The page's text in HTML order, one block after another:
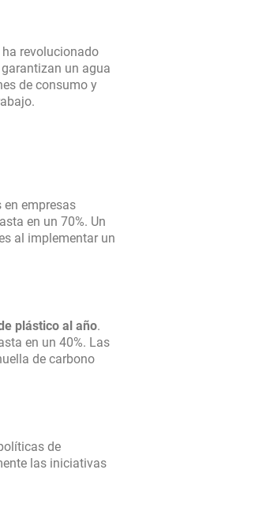
ha revolucionado
un agua
de consumo y
empresas
en un 70%. Un
al implementar un
plástico al año.
en un 40%. Las
de carbono
de
las iniciativas